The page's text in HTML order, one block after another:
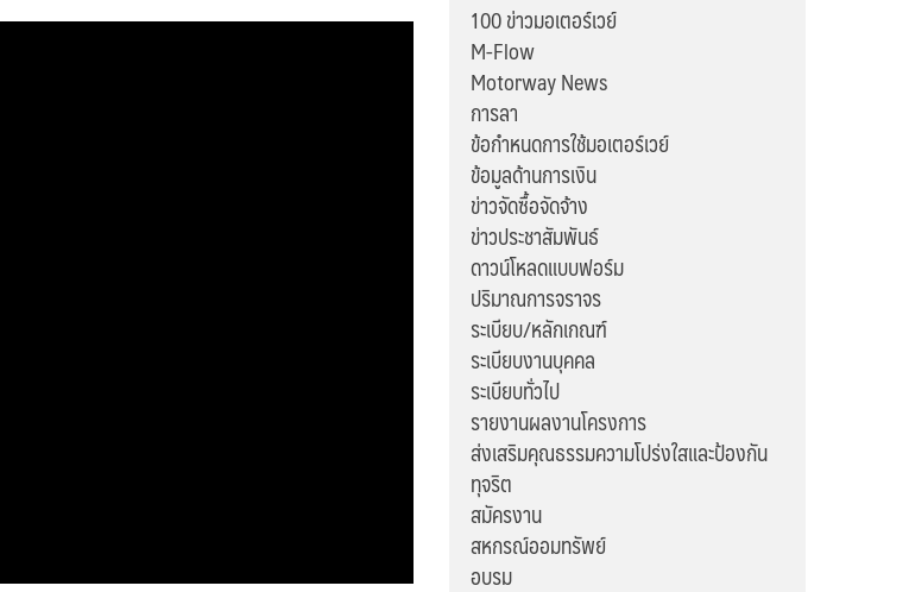
100 ข่าวมอเตอร์เวย์
M-Flow
Motorway News
การลา
ข้อกำหนดการใช้มอเตอร์เวย์
ข้อมูลด้านการเงิน
ข่าวจัดซื้อจัดจ้าง
ข่าวประชาสัมพันธ์
ดาวน์โหลดแบบฟอร์ม
ปริมาณการจราจร
ระเบียบ/หลักเกณฑ์
ระเบียบงานบุคคล
ระเบียบทั่วไป
รายงานผลงานโครงการ
ส่งเสริมคุณธรรมความโปร่งใสและป้องกัน
ทุจริต
สมัครงาน
สหกรณ์ออมทรัพย์
อบรม